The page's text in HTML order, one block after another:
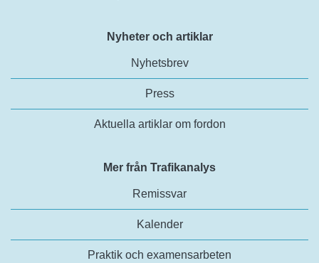
Nyheter och artiklar
Nyhetsbrev
Press
Aktuella artiklar om fordon
Mer från Trafikanalys
Remissvar
Kalender
Praktik och examensarbeten